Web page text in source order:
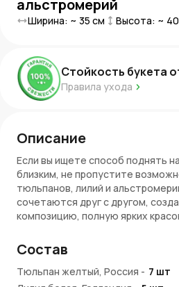
альстромерий
Ширина: ~ 35 см Высота: ~ 40
Стойкость букета
Правила ухода
Описание
Если вы ищете способ поднять
близким, не пропустите
тюльпанов, лилий и
сочетаются друг с другом,
композицию, полную ярких
утонченность и шарм, а
веселых настроений. Такой
подарком для любого повода: от
Состав
Тюльпан желтый, Россия - 7 шт